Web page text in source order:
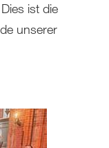
ist die
unserer